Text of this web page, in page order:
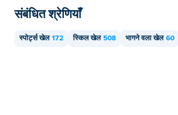
संबंधित श्रेणियाँ
स्पोर्ट्स खेल 172 स्किल खेल 508 भागने वला खेल 60